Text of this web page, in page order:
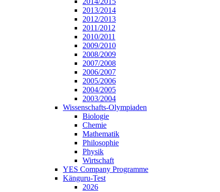
2013/2014
2012/2013
2011/2012
2010/2011
2009/2010
2008/2009
2007/2008
2006/2007
2005/2006
2004/2005
2003/2004
Wissenschafts-Olympiaden
Biologie
Chemie
Mathematik
Philosophie
Physik
Wirtschaft
YES Company Programme
Känguru-Test
2026